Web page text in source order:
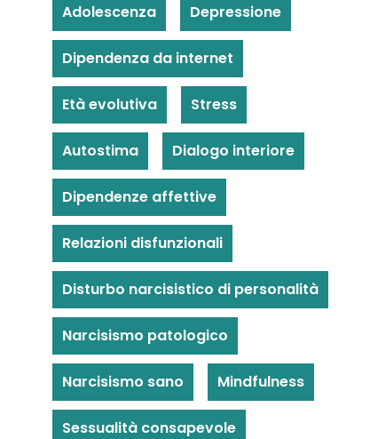
Adolescenza Depressione
Dipendenza da internet
Età evolutiva Stress
Autostima Dialogo interiore
Dipendenze affettive
Relazioni disfunzionali
Disturbo narcisistico di personalità
Narcisismo patologico
Narcisismo sano Mindfulness
Sessualità consapevole